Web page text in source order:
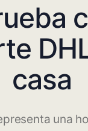
casa
una